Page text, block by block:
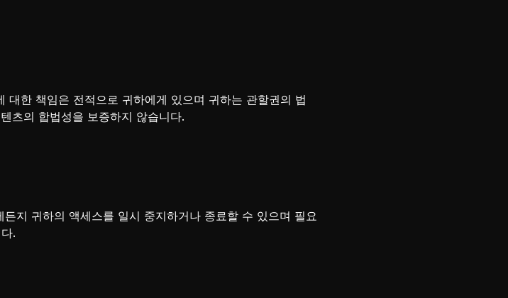
대한 책임은 전적으로 귀하에게 있으며 귀하는 관할권의 법
츠의 합법성을 보증하지 않습니다.
지 귀하의 액세스를 일시 중지하거나 종료할 수 있으며 필요
.